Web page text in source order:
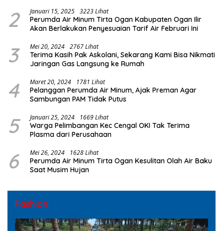
2 Januari 15, 2025 3223 Lihat
Perumda Air Minum Tirta Ogan Kabupaten Ogan Ilir
Akan Berlakukan Penyesuaian Tarif Air Februari Ini
3 Mei 20, 2024 2767 Lihat
Terima Kasih Pak Askolani, Sekarang Kami Bisa Nikmati
Jaringan Gas Langsung ke Rumah
4 Maret 20, 2024 1781 Lihat
Pelanggan Perumda Air Minum, Ajak Preman Agar
Sambungan PAM Tidak Putus
5 Januari 25, 2024 1669 Lihat
Warga Pelimbangan Kec Cengal OKI Tak Terima
Plasma dari Perusahaan
6 Mei 26, 2024 1628 Lihat
Perumda Air Minum Tirta Ogan Kesulitan Olah Air Baku
Saat Musim Hujan
Fashion